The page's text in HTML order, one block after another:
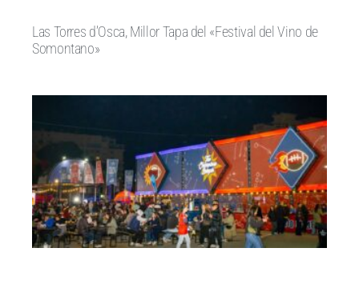
Las Torres d’Osca, Millor Tapa del «Festival del Vino de
Somontano»